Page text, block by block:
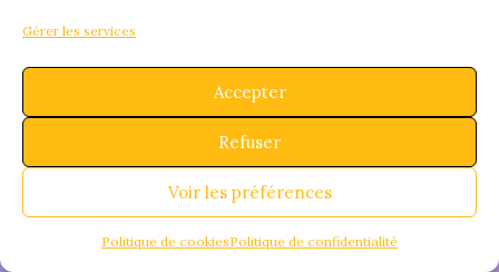
Gérer les services
Accepter
Refuser
Voir les préférences
Politique de cookiesPolitique de confidentialité